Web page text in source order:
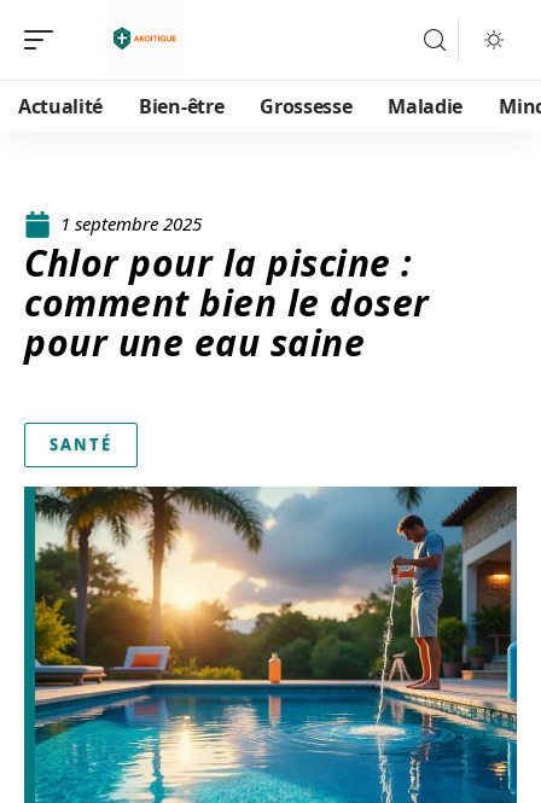
Actualité Bien-être Grossesse Maladie
1 septembre 2025
Chlor pour la piscine :
comment bien le doser
pour une eau saine
SANTÉ